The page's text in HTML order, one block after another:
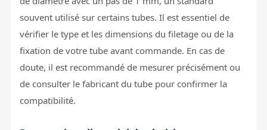
souvent utilisé sur certains tubes. Il est essentiel de
vérifier le type et les dimensions du filetage ou de la
fixation de votre tube avant commande. En cas de
doute, il est recommandé de mesurer précisément ou
de consulter le fabricant du tube pour confirmer la
compatibilité.